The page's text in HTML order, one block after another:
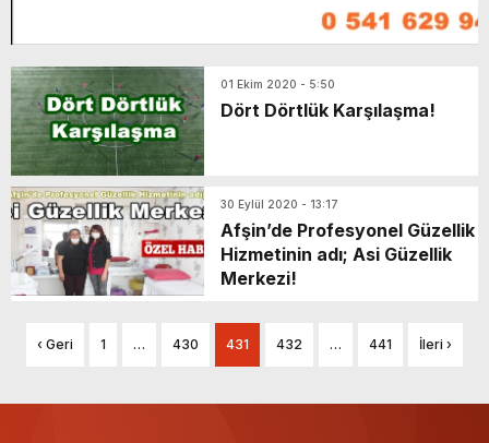
01 Ekim 2020 - 5:50
Dört Dörtlük Karşılaşma!
30 Eylül 2020 - 13:17
Afşin’de Profesyonel Güzellik
Hizmetinin adı; Asi Güzellik
Merkezi!
‹ Geri 1 … 430 431 432 … 441 İleri ›